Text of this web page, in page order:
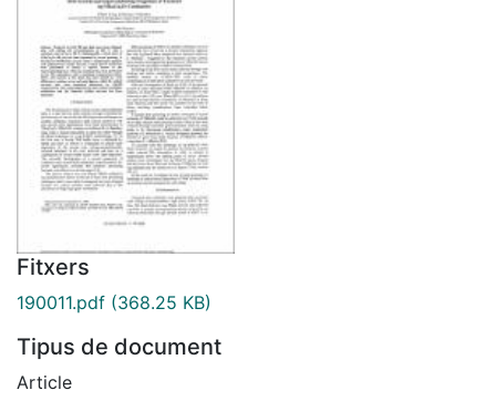
Fitxers
190011.pdf (368.25 KB)
Tipus de document
Article